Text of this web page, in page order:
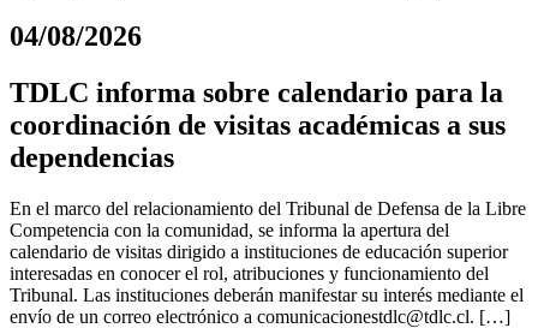
04/08/2026
TDLC informa sobre calendario para la
coordinación de visitas académicas a sus
dependencias
En el marco del relacionamiento del Tribunal de Defensa de la Libre
Competencia con la comunidad, se informa la apertura del
calendario de visitas dirigido a instituciones de educación superior
interesadas en conocer el rol, atribuciones y funcionamiento del
Tribunal. Las instituciones deberán manifestar su interés mediante el
envío de un correo electrónico a comunicacionestdlc@tdlc.cl. […]